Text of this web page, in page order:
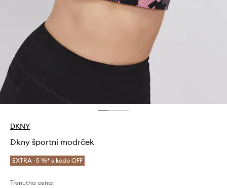
DKNY
Dkny športni modrček
EXTRA -5 %* s kodo OFF
Trenutna cena: